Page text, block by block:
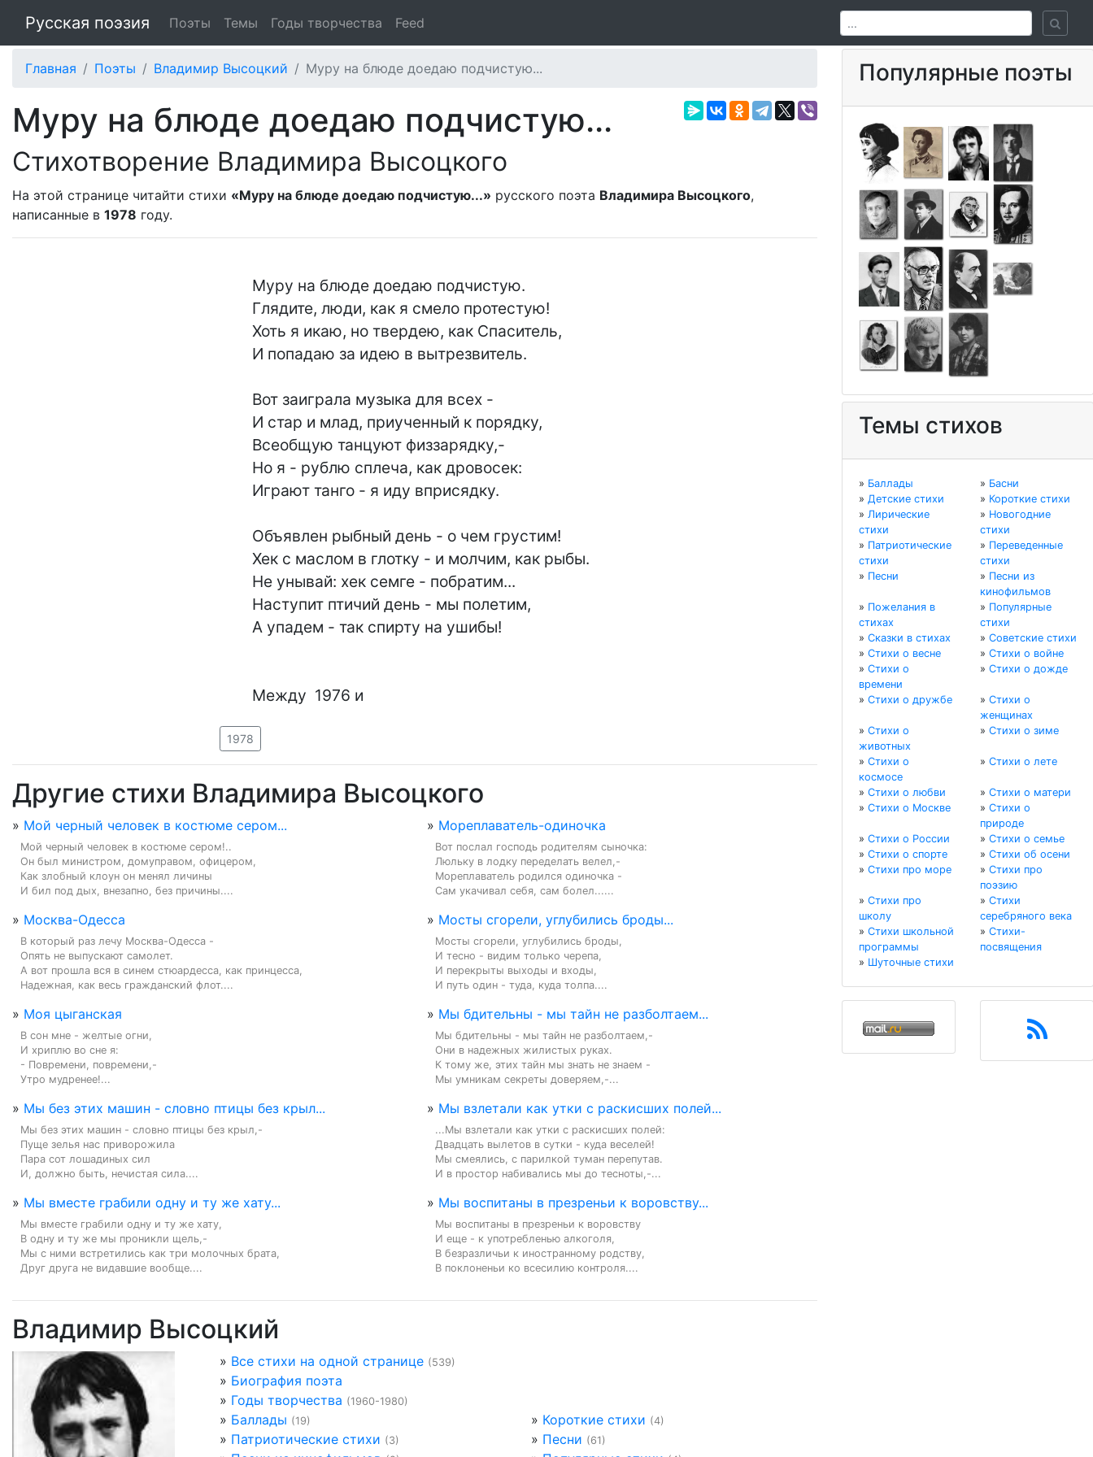
Русская поэзия Поэты Темы Годы творчества Feed
Главная Поэты Владимир Высоцкий Муру на блюде доедаю подчистую...
Муру на блюде доедаю подчистую...
Стихотворение Владимира Высоцкого
На этой странице читайти стихи «Муру на блюде доедаю подчистую...» русского поэта Владимира Высоцкого,
написанные в 1978 году.
	Между  1976 и
1978
Другие стихи Владимира Высоцкого
» Мой черный человек в костюме сером...
Мой черный человек в костюме сером!..
Он был министром, домуправом, офицером,
Как злобный клоун он менял личины
И бил под дых, внезапно, без причины....
» Мореплаватель-одиночка
Вот послал господь родителям сыночка:
Люльку в лодку переделать велел,-
Мореплаватель родился одиночка -
Сам укачивал себя, сам болел......
» Москва-Одесса
В который раз лечу Москва-Одесса -
Опять не выпускают самолет.
А вот прошла вся в синем стюардесса, как принцесса,
Надежная, как весь гражданский флот....
» Мосты сгорели, углубились броды...
Мосты сгорели, углубились броды,
И тесно - видим только черепа,
И перекрыты выходы и входы,
И путь один - туда, куда толпа....
» Моя цыганская
В сон мне - желтые огни,
И хриплю во сне я:
- Повремени, повремени,-
Утро мудренее!...
» Мы бдительны - мы тайн не разболтаем...
Мы бдительны - мы тайн не разболтаем,-
Они в надежных жилистых руках.
К тому же, этих тайн мы знать не знаем -
Мы умникам секреты доверяем,-...
» Мы без этих машин - словно птицы без крыл...
Мы без этих машин - словно птицы без крыл,-
Пуще зелья нас приворожила
Пара сот лошадиных сил
И, должно быть, нечистая сила....
» Мы взлетали как утки с раскисших полей...
...Мы взлетали как утки с раскисших полей:
Двадцать вылетов в сутки - куда веселей!
Мы смеялись, с парилкой туман перепутав.
И в простор набивались мы до тесноты,-...
» Мы вместе грабили одну и ту же хату...
Мы вместе грабили одну и ту же хату,
В одну и ту же мы проникли щель,-
Мы с ними встретились как три молочных брата,
Друг друга не видавшие вообще....
» Мы воспитаны в презреньи к воровству...
Мы воспитаны в презреньи к воровству
И еще - к употребленью алкоголя,
В безразличьи к иностранному родству,
В поклоненьи ко всесилию контроля....
Владимир Высоцкий
» Все стихи на одной странице (539)
» Биография поэта
» Годы творчества (1960-1980)
» Баллады (19) » Короткие стихи (4)
» Патриотические стихи (3) » Песни (61)
Популярные поэты
Темы стихов
» Баллады » Басни
» Детские стихи » Короткие стихи
» Лирические
стихи
» Новогодние
стихи
» Патриотические
стихи
» Переведенные
стихи
» Песни » Песни из
кинофильмов
» Пожелания в
стихах
» Популярные
стихи
» Сказки в стихах » Советские стихи
» Стихи о весне » Стихи о войне
» Стихи о
времени
» Стихи о дожде
» Стихи о дружбе » Стихи о
женщинах
» Стихи о
животных
» Стихи о зиме
» Стихи о
космосе
» Стихи о лете
» Стихи о любви » Стихи о матери
» Стихи о Москве » Стихи о
природе
» Стихи о России » Стихи о семье
» Стихи о спорте » Стихи об осени
» Стихи про море » Стихи про
поэзию
» Стихи про
школу
» Стихи
серебряного века
» Стихи школьной
программы
» Стихи-
посвящения
» Шуточные стихи